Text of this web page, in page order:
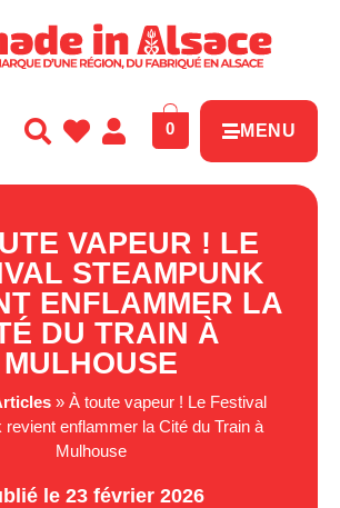
0 MENU
VAPEUR ! LE
STEAMPUNK
ENFLAMMER LA
DU TRAIN À
MULHOUSE
» À toute vapeur ! Le Festival
revient enflammer la Cité du Train à
Mulhouse
le 23 février 2026